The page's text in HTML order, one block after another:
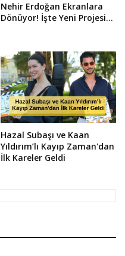
Nehir Erdoğan Ekranlara
Dönüyor! İşte Yeni Projesi...
Hazal Subaşı ve Kaan
Yıldırım’lı Kayıp Zaman'dan
İlk Kareler Geldi